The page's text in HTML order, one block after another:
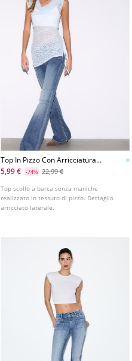
Top In Pizzo Con Arricciatura
Laterale
5,99 € -74% 22,99 €
Top scollo a barca senza maniche
realizzato in tessuto di pizzo. Dettaglio
arricciato laterale.